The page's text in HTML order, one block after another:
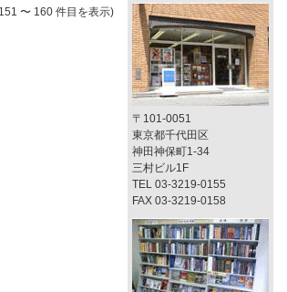
〜 160 件目を表示)
〒101-0051
東京都千代田区
神田神保町1-34
三村ビル1F
TEL 03-3219-0155
FAX 03-3219-0158